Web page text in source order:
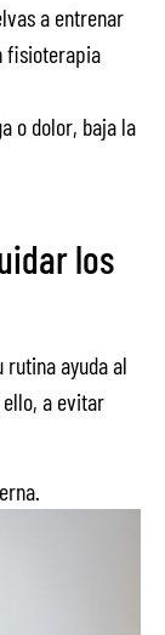
a entrenar
fisioterapia
o dolor, baja la
los
ayuda al
a evitar